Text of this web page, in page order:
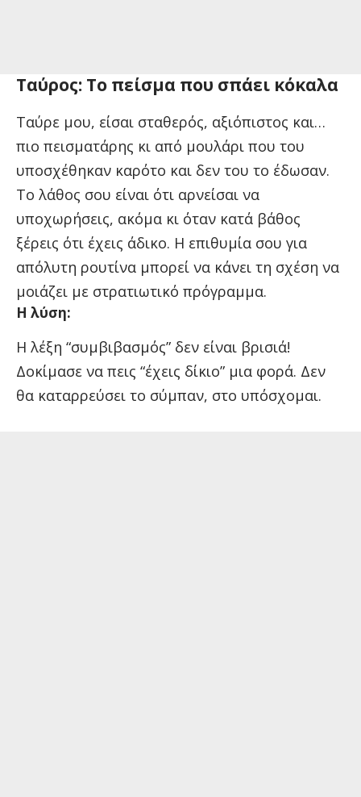
Ταύρος: Το πείσμα που σπάει κόκαλα
Ταύρε μου, είσαι σταθερός, αξιόπιστος και…
πιο πεισματάρης κι από μουλάρι που του
υποσχέθηκαν καρότο και δεν του το έδωσαν.
Το λάθος σου είναι ότι αρνείσαι να
υποχωρήσεις, ακόμα κι όταν κατά βάθος
ξέρεις ότι έχεις άδικο. Η επιθυμία σου για
απόλυτη ρουτίνα μπορεί να κάνει τη σχέση να
μοιάζει με στρατιωτικό πρόγραμμα.
Η λύση:
Η λέξη “συμβιβασμός” δεν είναι βρισιά!
Δοκίμασε να πεις “έχεις δίκιο” μια φορά. Δεν
θα καταρρεύσει το σύμπαν, στο υπόσχομαι.